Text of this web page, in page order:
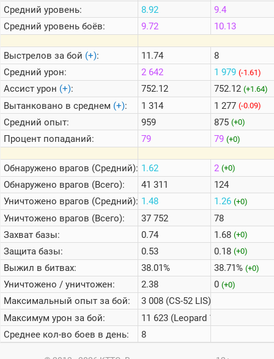
Средний уровень:
Средний уровень боёв:
Выстрелов за бой (+):
Средний урон:
Ассист урон (+):
Вытанковано в среднем (+):
Средний опыт:
Процент попаданий:
Обнаружено врагов (Средний):
Обнаружено врагов (Всего):
Уничтожено врагов (Средний):
Уничтожено врагов (Всего):
Захват базы:
Защита базы:
Выжил в битвах:
Уничтожено / уничтожен:
Максимальный опыт за бой:
Максимум урон за бой:
Среднее кол-во боев в день:
8.92
9.72
11.74
2 642
752.12
1 314
959
79
1.62
41 311
1.48
37 752
0.74
0.53
38.01%
2.38
3 008 (CS-52 LIS)
11 623 (Leopard 1)
8
9.4
10.13
8
1 979 (-1.61)
752.12 (+1.64)
1 277 (-0.09)
875 (+0)
79 (+0)
2 (+0)
124
1.26 (+0)
78
1.68 (+0)
0.18 (+0)
38.71% (+0)
0 (+0)